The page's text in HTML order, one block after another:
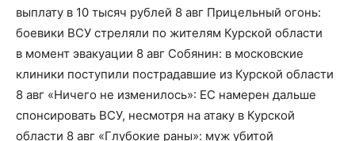
выплату в 10 тысяч рублей 8 авг Прицельный огонь:
боевики ВСУ стреляли по жителям Курской области
в момент эвакуации 8 авг Собянин: в московские
клиники поступили пострадавшие из Курской области
8 авг «Ничего не изменилось»: ЕС намерен дальше
спонсировать ВСУ, несмотря на атаку в Курской
области 8 авг «Глубокие раны»: муж убитой